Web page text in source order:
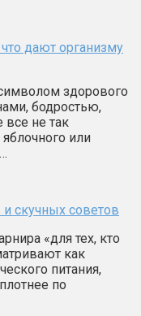
дают организму
здорового
бодростью,
все не так
или
скучных советов
«для тех, кто
как
питания,
по